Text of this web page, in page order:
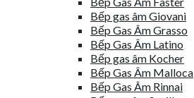
Bếp gas âm Giovani
Bếp Gas Âm Grasso
Bếp Gas Âm Latino
Bếp gas âm Kocher
Bếp Gas Âm Malloca
Bếp Gas Âm Rinnai